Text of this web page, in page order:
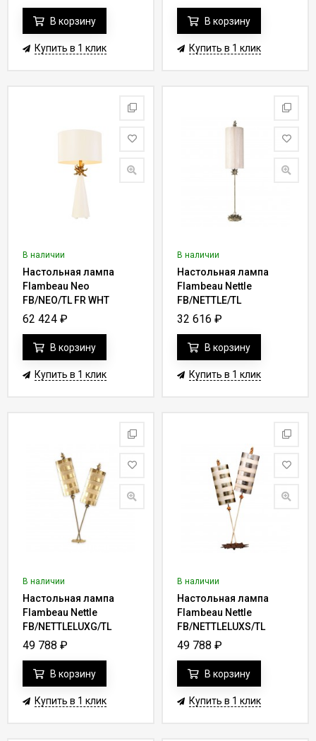
В корзину
Купить в 1 клик
В корзину
Купить в 1 клик
В наличии
Настольная лампа
Flambeau Neo
FB/NEO/TL FR WHT
62 424 ₽
В корзину
Купить в 1 клик
В наличии
Настольная лампа
Flambeau Nettle
FB/NETTLE/TL
32 616 ₽
В корзину
Купить в 1 клик
В наличии
Настольная лампа
Flambeau Nettle
FB/NETTLELUXG/TL
49 788 ₽
В корзину
Купить в 1 клик
В наличии
Настольная лампа
Flambeau Nettle
FB/NETTLELUXS/TL
49 788 ₽
В корзину
Купить в 1 клик